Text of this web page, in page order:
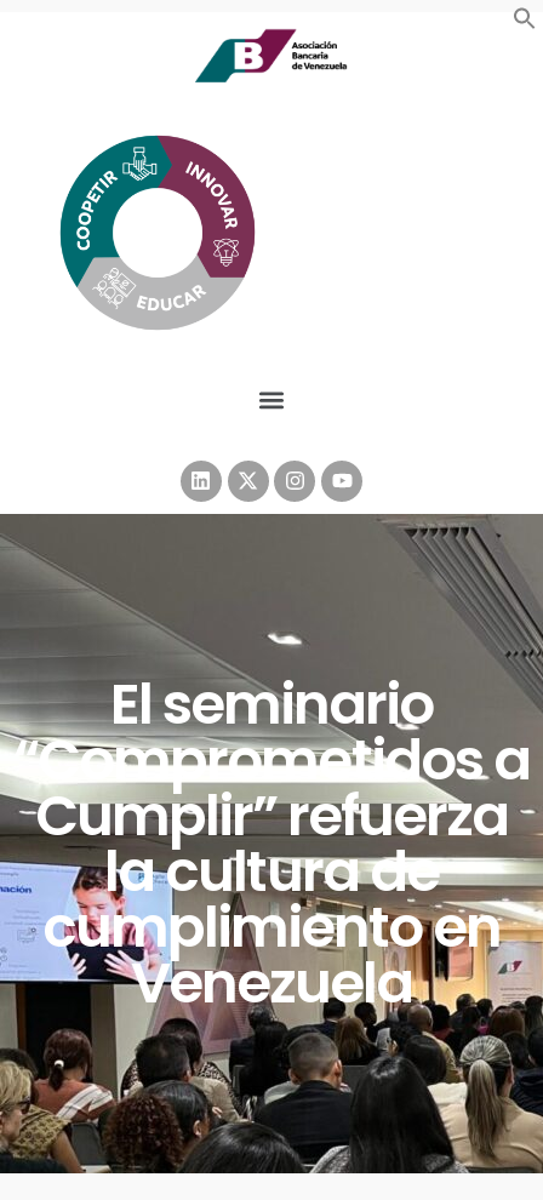
El seminario
“Comprometidos a
Cumplir” refuerza
la cultura de
cumplimiento en
Venezuela